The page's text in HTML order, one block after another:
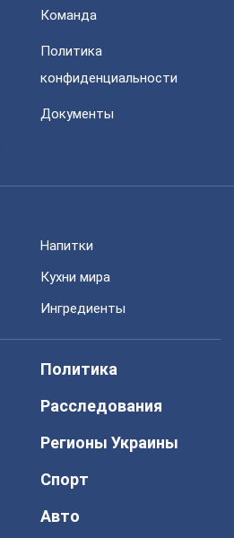
Команда
Политика
конфиденциальности
Документы
Напитки
Кухни мира
Ингредиенты
Политика
Расследования
Регионы Украины
Спорт
Авто